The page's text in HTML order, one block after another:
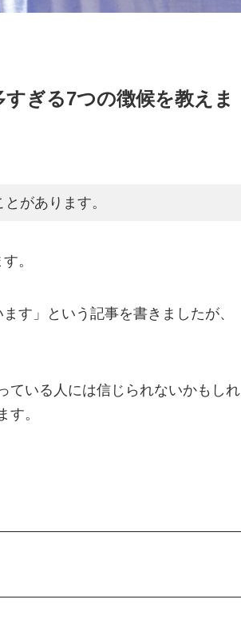
ぎる7つの徴候を教えま
があります。
。
す」という記事を書きましたが、
ている人には信じられないかもしれ
。